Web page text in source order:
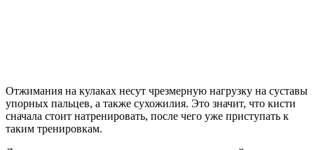
Отжимания на кулаках несут чрезмерную нагрузку на суставы
упорных пальцев, а также сухожилия. Это значит, что кисти
сначала стоит натренировать, после чего уже приступать к
таким тренировкам.